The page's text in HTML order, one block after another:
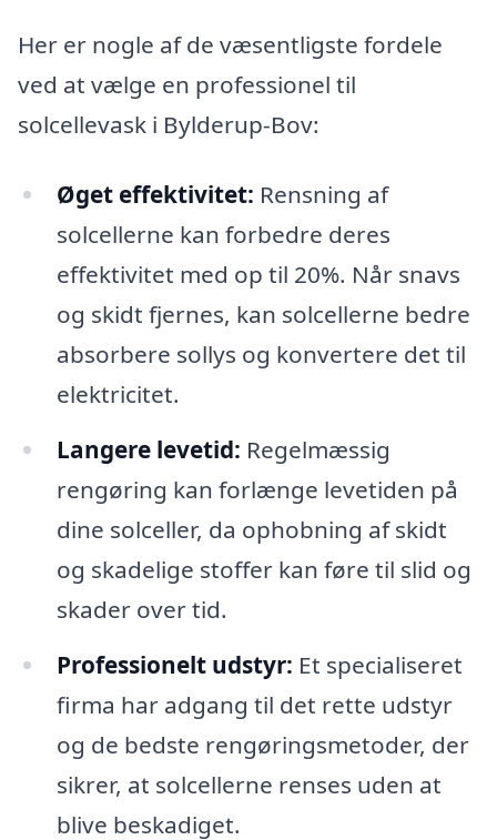
Her er nogle af de væsentligste fordele
ved at vælge en professionel til
solcellevask i Bylderup-Bov:
Øget effektivitet: Rensning af
solcellerne kan forbedre deres
effektivitet med op til 20%. Når snavs
og skidt fjernes, kan solcellerne bedre
absorbere sollys og konvertere det til
elektricitet.
Langere levetid: Regelmæssig
rengøring kan forlænge levetiden på
dine solceller, da ophobning af skidt
og skadelige stoffer kan føre til slid og
skader over tid.
Professionelt udstyr: Et specialiseret
firma har adgang til det rette udstyr
og de bedste rengøringsmetoder, der
sikrer, at solcellerne renses uden at
blive beskadiget.